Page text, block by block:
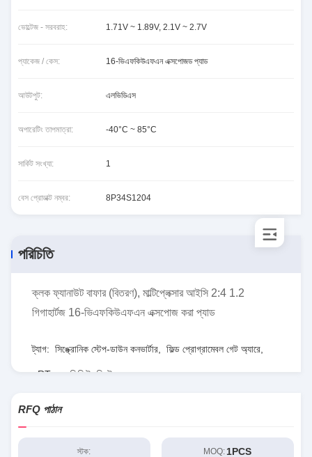
ভোল্টেজ - সরবরাহ: 1.71V ~ 1.89V, 2.1V ~ 2.7V
প্যাকেজ / কেস: 16-ভিএফকিউএফএন এক্সপোজড প্যাড
আউটপুট: এলভিডিএস
অপারেটিং তাপমাত্রা: -40°C ~ 85°C
সার্কিট সংখ্যা: 1
বেস প্রোডাক্ট নম্বর: 8P34S1204
পরিচিতি
ক্লক ফ্যানাউট বাফার (বিতরণ), মাল্টিপ্লেক্সার আইসি 2:4 1.2
গিগাহার্টজ 16-ভিএফকিউএফএন এক্সপোজ করা প্যাড
ট্যাগ: সিঙ্ক্রোনিক স্টেপ-ডাউন কনভার্টার ফিল্ড প্রোগ্রামেবল গেট অ্যারে
RT৮০৭৭জিকিউডব্লিউ
RFQ পাঠান
স্টক: MOQ: 1PCS